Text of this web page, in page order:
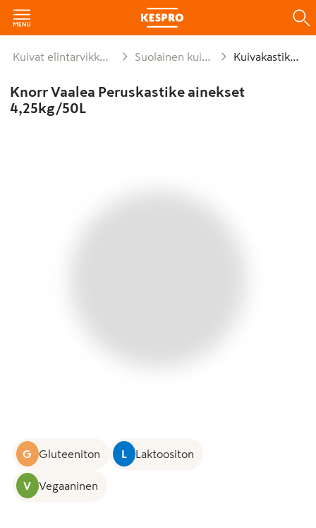
Kuivat elintarvikkeet ja säilykkeet Suolainen kuivaruoka-aine Kuivakastikkeet
Knorr Vaalea Peruskastike ainekset
4,25kg/50L
G Gluteeniton L Laktoositon
V Vegaaninen